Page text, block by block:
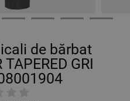
de bărbat
GRI